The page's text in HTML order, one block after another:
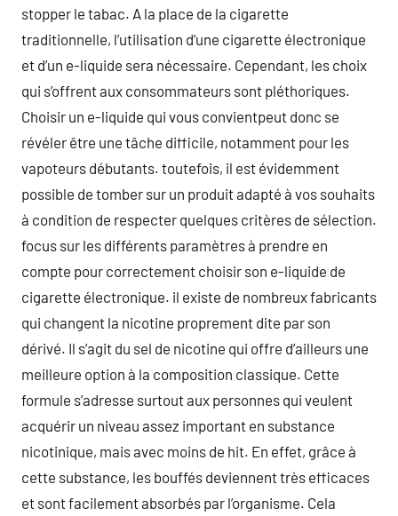
stopper le tabac. A la place de la cigarette
traditionnelle, l’utilisation d’une cigarette électronique
et d’un e-liquide sera nécessaire. Cependant, les choix
qui s’offrent aux consommateurs sont pléthoriques.
Choisir un e-liquide qui vous convientpeut donc se
révéler être une tâche difficile, notamment pour les
vapoteurs débutants. toutefois, il est évidemment
possible de tomber sur un produit adapté à vos souhaits
à condition de respecter quelques critères de sélection.
focus sur les différents paramètres à prendre en
compte pour correctement choisir son e-liquide de
cigarette électronique. il existe de nombreux fabricants
qui changent la nicotine proprement dite par son
dérivé. Il s’agit du sel de nicotine qui offre d’ailleurs une
meilleure option à la composition classique. Cette
formule s’adresse surtout aux personnes qui veulent
acquérir un niveau assez important en substance
nicotinique, mais avec moins de hit. En effet, grâce à
cette substance, les bouffés deviennent très efficaces
et sont facilement absorbés par l’organisme. Cela